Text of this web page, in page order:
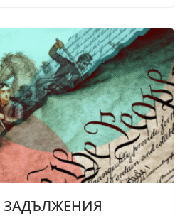
ЗАДЪЛЖЕНИЯ